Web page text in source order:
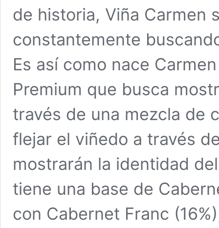
de historia, Viña Carmen
constantemente
Es así como nace
Premium que busca
través de una mezcla de
flejar el viñedo a través
mostrarán la identidad
tiene una base de
con Cabernet Franc